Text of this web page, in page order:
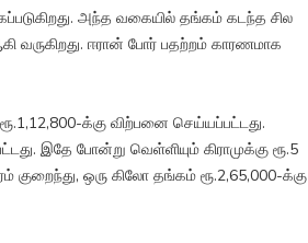
அந்த வகையில் தங்கம் கடந்த சில
வருகிறது. ஈரான் போர் பதற்றம் காரணமாக
க்கு விற்பனை செய்யப்பட்டது.
இதே போன்று வெள்ளியும் கிராமுக்கு ரூ.5
குறைந்து, ஒரு கிலோ தங்கம் ரூ.2,65,000-க்கு